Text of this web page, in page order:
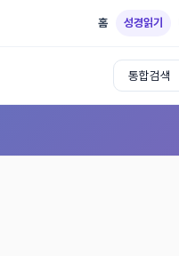
홈 성경읽기
역한글 NIV